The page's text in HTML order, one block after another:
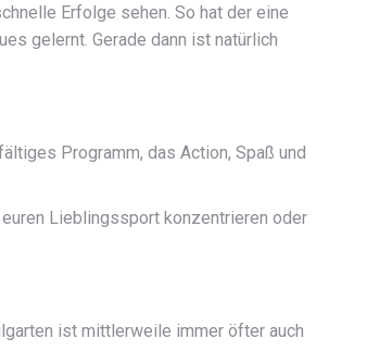
Erfolge sehen. So hat der eine
gelernt. Gerade dann ist natürlich
Programm, das Action, Spaß und
Lieblingssport konzentrieren oder
ist mittlerweile immer öfter auch